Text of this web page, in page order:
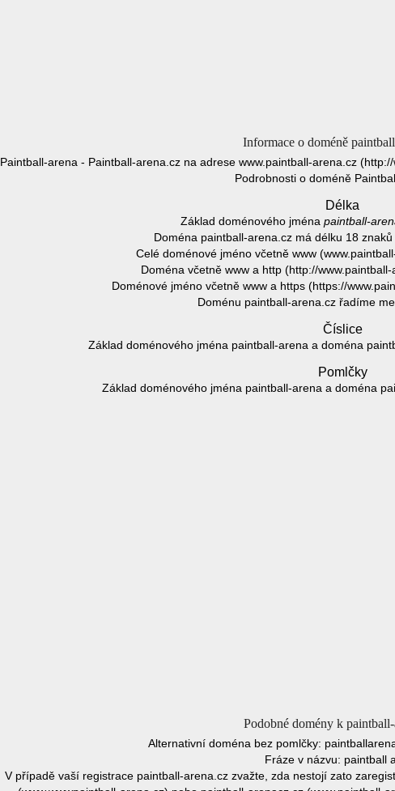
Informace o doméně
Paintball-arena - Paintball-arena.cz na adrese www.paintball-arena.cz
Podrobnosti o doméně
Délka
Základ doménového jména paintball-
Doména paintball-arena.cz má délku 18
Celé doménové jméno včetně www
Doména včetně www a http (http://
Doménové jméno včetně www a https (https://
Doménu paintball-arena.cz řadíme
Číslice
Základ doménového jména paintball-arena a doména
Pomlčky
Základ doménového jména paintball-arena a doména
Podobné domény k
Alternativní doména bez pomlčky:
Fráze v názvu: paintball
V případě vaší registrace paintball-arena.cz zvažte, zda nestojí zato